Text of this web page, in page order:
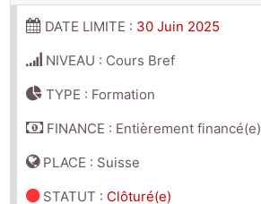
DATE LIMITE : 30 Juin 2025
NIVEAU : Cours Bref
TYPE : Formation
FINANCE : Entièrement financé(e)
PLACE : Suisse
STATUT : Clôturé(e)